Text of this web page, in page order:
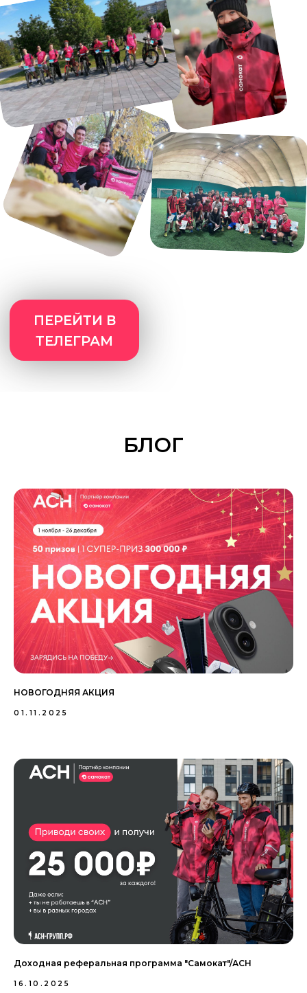
БЛОГ
НОВОГОДНЯЯ АКЦИЯ
01.11.2025
Доходная реферальная программа "Самокат"/АСН
16.10.2025
04
Комната отдыха с кухней
и всеми удобствами
05
Прием на доставку
дистанционно или в наших
офисах
Возможности роста до
менеджера
ПОТОМ